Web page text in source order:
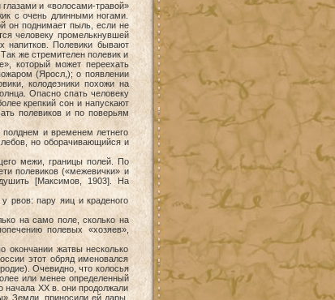
и «волосами-травой»
с очень длинными ногами.
он поднимает пыль, если не
человеку промелькнувшей
напитков. Полевики бывают
же стремителен полевик и
который может переехать
(Яросл,); о появлении
колодезники похожи на
Опасно спать человеку
крепкий сон и напускают
полевиков и по поверьям
и временем летнего
но оборачивающийся и
межи, границы полей. По
полевиков («межевички» и
[Максимов, 1903]. На
пару яиц и краденого
на само поле, сколько на
полевых «хозяев»,
окончании жатвы несколько
этот обряд именовался
Очевидно, что колосья
или менее определенный
начала XX в. они продолжали
Земли, приносили ей дары.